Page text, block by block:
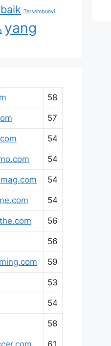
Tersembunyi
yang
58
57
54
54
54
54
56
56
59
53
54
58
61